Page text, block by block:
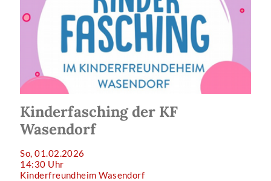
Kinderfasching der KF
Wasendorf
So, 01.02.2026
14:30 Uhr
Kinderfreundheim Wasendorf